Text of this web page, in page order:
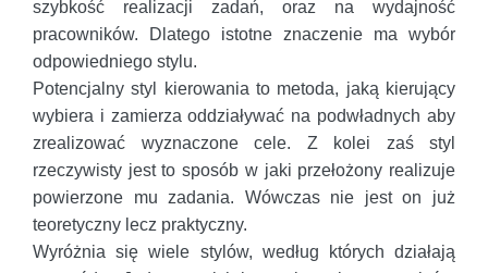
szybkość realizacji zadań, oraz na wydajność
pracowników. Dlatego istotne znaczenie ma wybór
odpowiedniego stylu.
Potencjalny styl kierowania to metoda, jaką kierujący
wybiera i zamierza oddziaływać na podwładnych aby
zrealizować wyznaczone cele. Z kolei zaś styl
rzeczywisty jest to sposób w jaki przełożony realizuje
powierzone mu zadania. Wówczas nie jest on już
teoretyczny lecz praktyczny.
Wyróżnia się wiele stylów, według których działają